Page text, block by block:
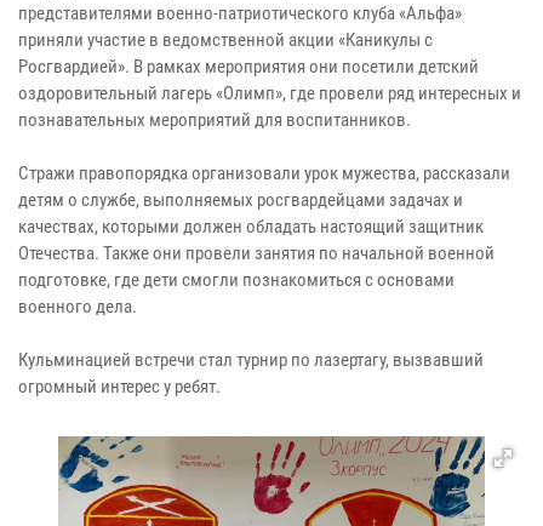
представителями военно-патриотического клуба «Альфа»
приняли участие в ведомственной акции «Каникулы с
Росгвардией». В рамках мероприятия они посетили детский
оздоровительный лагерь «Олимп», где провели ряд интересных и
познавательных мероприятий для воспитанников.
Стражи правопорядка организовали урок мужества, рассказали
детям о службе, выполняемых росгвардейцами задачах и
качествах, которыми должен обладать настоящий защитник
Отечества. Также они провели занятия по начальной военной
подготовке, где дети смогли познакомиться с основами
военного дела.
Кульминацией встречи стал турнир по лазертагу, вызвавший
огромный интерес у ребят.